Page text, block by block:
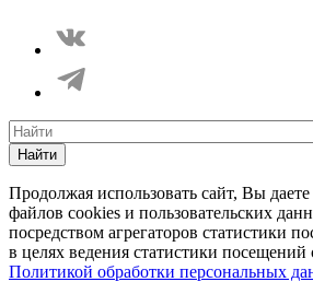
Найти
Продолжая использовать сайт, Вы даете
файлов cookies и пользовательских
посредством агрегаторов статистики
в целях ведения статистики посещений
Политикой обработки персональных